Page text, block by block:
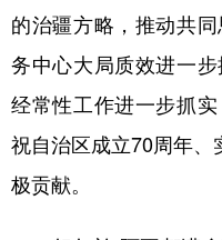
的治疆方略，推动共
务中心大局质效进一
经常性工作进一步抓
祝自治区成立70周年、
极贡献。